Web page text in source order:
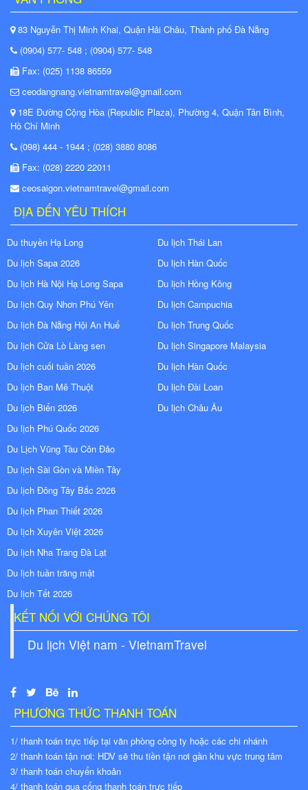
83 Nguyễn Thị Minh Khai, Quận Hải Châu, Thành phố Đà Nẵng
(0904) 577- 548 ; (0904) 577- 548
Fax: (025) 1138 86559
ceodangnang.vietnamtravel@gmail.com
18E Đường Cộng Hòa (Republic Plaza), Phường 4, Quận Tân Bình,
Hồ Chí Minh
(098) 444 - 1944 ; (028) 3880 8086
Fax: (028) 2220 22011
ceosaigon.vietnamtravel@gmail.com
ĐỊA ĐẾN YÊU THÍCH
Du thuyền Hạ Long
Du lịch Sapa 2026
Du lịch Hà Nội Hạ Long Sapa
Du lịch Quy Nhơn Phú Yên
Du lịch Đà Nẵng Hội An Huế
Du lịch Cửa Lò Làng sen
Du lịch cuối tuần 2026
Du lịch Ban Mê Thuột
Du lịch Biển 2026
Du lịch Phú Quốc 2026
Du Lịch Vũng Tàu Côn Đảo
Du lịch Sài Gòn và Miền Tây
Du lịch Đông Tây Bắc 2026
Du lịch Phan Thiết 2026
Du lịch Xuyên Việt 2026
Du lịch Nha Trang Đà Lạt
Du lịch tuần trăng mật
Du lịch Tết 2026
Du lịch Thái Lan
Du lịch Hàn Quốc
Du lịch Hồng Kông
Du lịch Campuchia
Du lịch Trung Quốc
Du lịch Singapore Malaysia
Du lịch Hàn Quốc
Du lịch Đài Loan
Du lịch Châu Âu
KẾT NỐI VỚI CHÚNG TÔI
Du lịch Việt nam - VietnamTravel
PHƯƠNG THỨC THANH TOÁN
1/ thanh toán trực tiếp tại văn phòng công ty hoặc các chi nhánh
2/ thanh toán tận nơi: HDV sẽ thu tiền tận nơi gần khu vực trung tâm
3/ thanh toán chuyển khoản
4/ thanh toán qua cổng thanh toán trực tiếp